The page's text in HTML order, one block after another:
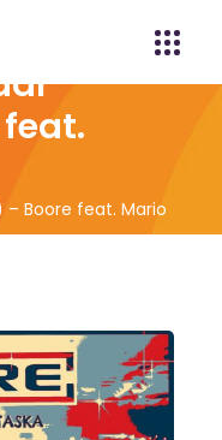
– Boore feat. Mario